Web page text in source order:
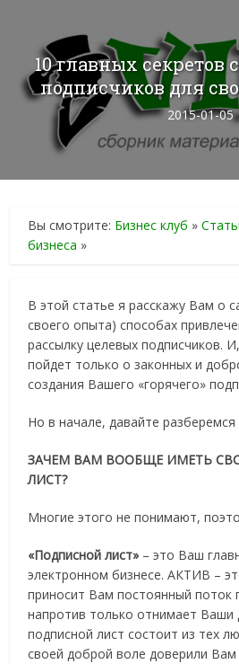
10 главных секретов
подписчиков для
2015-01-05
Вы смотрите: Бизнес клуб »
бизнеса »
В этой статье я расскажу Вам о
своего опыта) способах
рассылку целевых подписчиков.
пойдет только о законных и
создания Вашего «горячего»
Но в начале, давайте
ЗАЧЕМ ВАМ ВООБЩЕ ИМЕТЬ
ЛИСТ?
Многие этого не понимают,
«Подписной лист» – это Ваш
электронном бизнесе. АКТИВ –
приносит Вам постоянный
напротив только отнимает Ваши
подписной лист состоит из тех
своей доброй воле доверили Вам